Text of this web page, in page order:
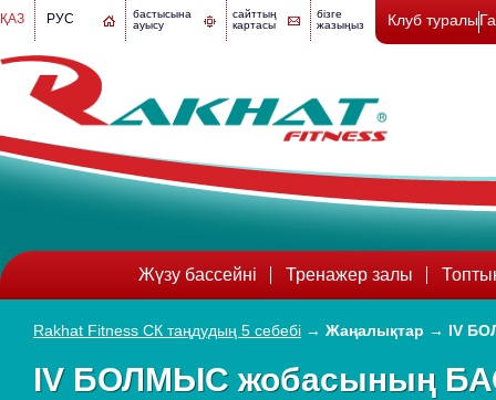
бастысына
ауысу
сайттың
картасы
бізге
жазыңыз
ҚАЗ РУС Клуб туралы
Жүзу бассейні Тренажер залы
Rakhat Fitness СК таңдудың 5 себебі → Жаңалықтар → IV
IV БОЛМЫС жобасының